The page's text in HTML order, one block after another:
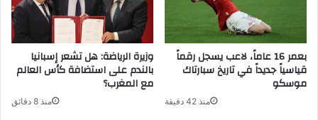
وزيرة الرياضة: هل تشعر إسبانيا
بالندم على استضافة كأس العالم
مع المغرب؟
منذ 8 دقائق
بعمر 16 عاماً، لاعب يسجل رقماً
قياسياً جديداً في تاريخ سبارتاك
موسكو
منذ 42 دقيقة